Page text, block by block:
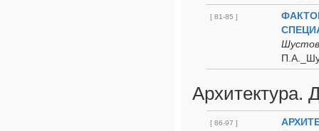
[ 81-85 ]
Архитектура.
[ 86-97 ]